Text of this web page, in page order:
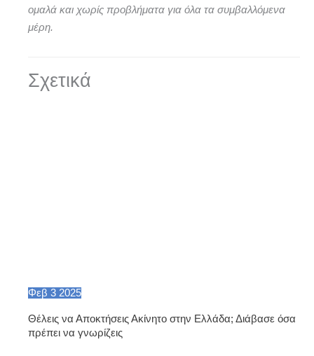
ομαλά και χωρίς προβλήματα για όλα τα συμβαλλόμενα
μέρη.
Σχετικά
Φεβ 3 2025
Θέλεις να Αποκτήσεις Ακίνητο στην Ελλάδα; Διάβασε όσα
πρέπει να γνωρίζεις